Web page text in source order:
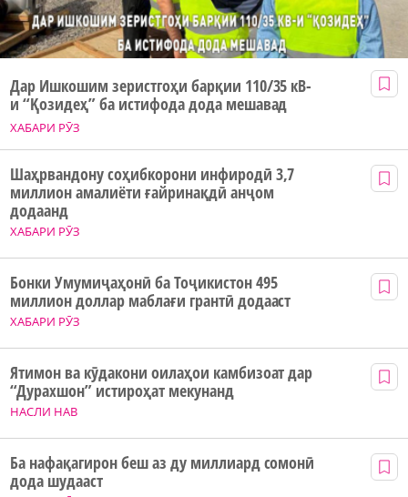
ХАБАРИ РӮЗ
Дар Ишкошим зеристгоҳи барқии 110/35 кВ-
и “Қозидеҳ” ба истифода дода мешавад
ХАБАРИ РӮЗ
Шаҳрвандону соҳибкорони инфиродӣ 3,7
миллион амалиёти ғайринақдӣ анҷом
додаанд
ХАБАРИ РӮЗ
Бонки Умумиҷаҳонӣ ба Тоҷикистон 495
миллион доллар маблағи грантӣ додааст
НАСЛИ НАВ
Ятимон ва кӯдакони оилаҳои камбизоат дар
“Дурахшон” истироҳат мекунанд
Ба нафақагирон беш аз ду миллиард сомонӣ
дода шудааст